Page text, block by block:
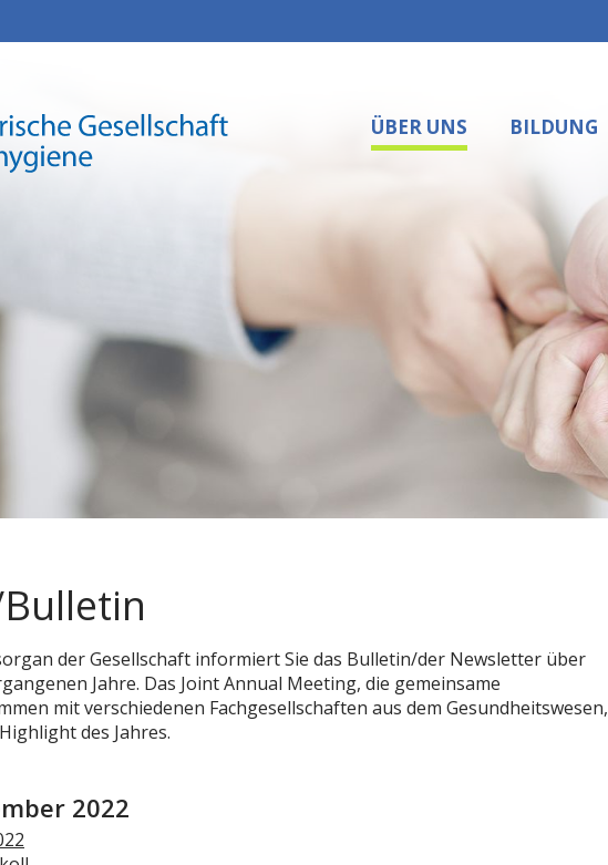
ÜBER UNS BILDUNG
der Gesellschaft informiert Sie das Bulletin/der Newsletter über
Jahre. Das Joint Annual Meeting, die gemeinsame
mit verschiedenen Fachgesellschaften aus dem Gesundheitswesen,
des Jahres.
2022